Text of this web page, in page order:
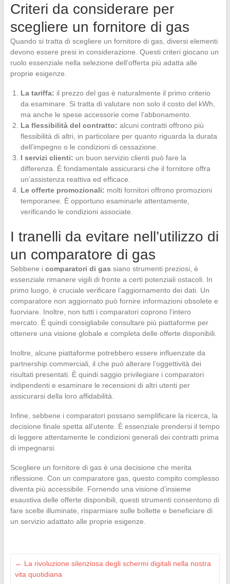
Criteri da considerare per
scegliere un fornitore di gas
Quando si tratta di scegliere un fornitore di gas, diversi elementi
devono essere presi in considerazione. Questi criteri giocano un
ruolo essenziale nella selezione dell’offerta più adatta alle
proprie esigenze.
La tariffa: il prezzo del gas è naturalmente il primo criterio
da esaminare. Si tratta di valutare non solo il costo del kWh,
ma anche le spese accessorie come l’abbonamento.
La flessibilità del contratto: alcuni contratti offrono più
flessibilità di altri, in particolare per quanto riguarda la durata
dell’impegno o le condizioni di cessazione.
I servizi clienti: un buon servizio clienti può fare la
differenza. È fondamentale assicurarsi che il fornitore offra
un’assistenza reattiva ed efficace.
Le offerte promozionali: molti fornitori offrono promozioni
temporanee. È opportuno esaminarle attentamente,
verificando le condizioni associate.
I tranelli da evitare nell’utilizzo di
un comparatore di gas
Sebbene i comparatori di gas siano strumenti preziosi, è
essenziale rimanere vigili di fronte a certi potenziali ostacoli. In
primo luogo, è cruciale verificare l’aggiornamento dei dati. Un
comparatore non aggiornato può fornire informazioni obsolete e
fuorviare. Inoltre, non tutti i comparatori coprono l’intero
mercato. È quindi consigliabile consultare più piattaforme per
ottenere una visione globale e completa delle offerte disponibili.
Inoltre, alcune piattaforme potrebbero essere influenzate da
partnership commerciali, il che può alterare l’oggettività dei
risultati presentati. È quindi saggio privilegiare i comparatori
indipendenti e esaminare le recensioni di altri utenti per
assicurarsi della loro affidabilità.
Infine, sebbene i comparatori possano semplificare la ricerca, la
decisione finale spetta all’utente. È essenziale prendersi il tempo
di leggere attentamente le condizioni generali dei contratti prima
di impegnarsi.
Scegliere un fornitore di gas è una decisione che merita
riflessione. Con un comparatore gas, questo compito complesso
diventa più accessibile. Fornendo una visione d’insieme
esaustiva delle offerte disponibili, questi strumenti consentono di
fare scelte illuminate, risparmiare sulle bollette e beneficiare di
un servizio adattato alle proprie esigenze.
← La rivoluzione silenziosa degli schermi digitali nella nostra
vita quotidiana